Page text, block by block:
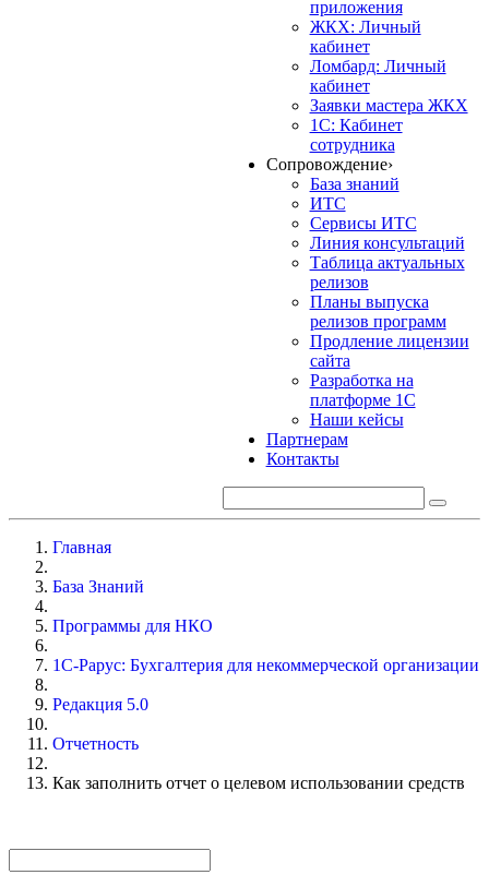
приложения
ЖКХ: Личный
кабинет
Ломбард: Личный
кабинет
Заявки мастера ЖКХ
1С: Кабинет
сотрудника
Сопровождение›
База знаний
ИТС
Сервисы ИТС
Линия консультаций
Таблица актуальных
релизов
Планы выпуска
релизов программ
Продление лицензии
сайта
Разработка на
платформе 1С
Наши кейсы
Партнерам
Контакты
Главная
База Знаний
Программы для НКО
1С-Рарус: Бухгалтерия для некоммерческой организации
Редакция 5.0
Отчетность
Как заполнить отчет о целевом использовании средств